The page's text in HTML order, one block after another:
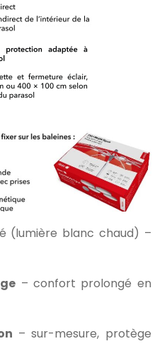
(lumière blanc chaud) –
– confort prolongé en
– sur-mesure, protège